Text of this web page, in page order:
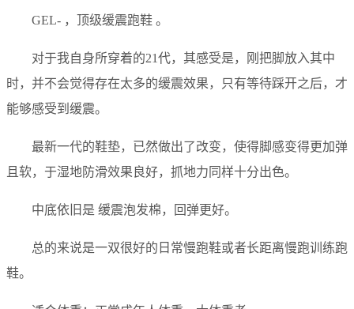
GEL- ，顶级缓震跑鞋 。
对于我自身所穿着的21代，其感受是，刚把脚放入其中
时，并不会觉得存在太多的缓震效果，只有等待踩开之后，才
能够感受到缓震。
最新一代的鞋垫，已然做出了改变，使得脚感变得更加弹
且软，于湿地防滑效果良好，抓地力同样十分出色。
中底依旧是 缓震泡发棉，回弹更好。
总的来说是一双很好的日常慢跑鞋或者长距离慢跑训练跑
鞋。